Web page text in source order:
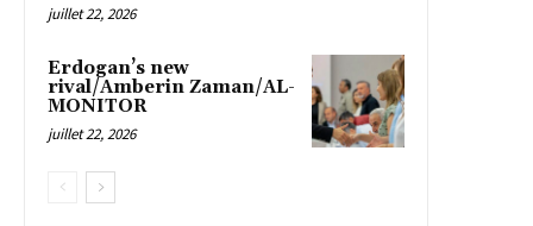
juillet 22, 2026
Erdogan’s new
rival/Amberin Zaman/AL-
MONITOR
juillet 22, 2026